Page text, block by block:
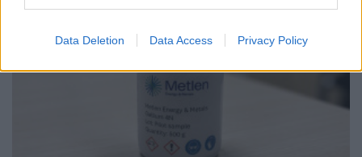
Data Deletion Data Access Privacy Policy